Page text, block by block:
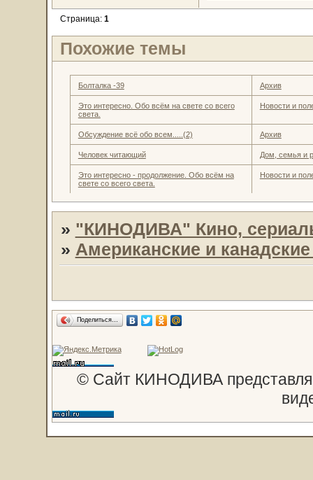
Страница: 1
Похожие темы
Болталка -39 Архив
Это интересно. Обо всём на свете со всего
света.
Новости и
Обсуждение всё обо всем.....(2) Архив
Человек читающий Дом, семья и
Это интересно - продолжение. Обо всём на
свете со всего света.
Новости и
» "КИНОДИВА" Кино,
» Американские и
Поделиться…
© Сайт КИНОДИВА